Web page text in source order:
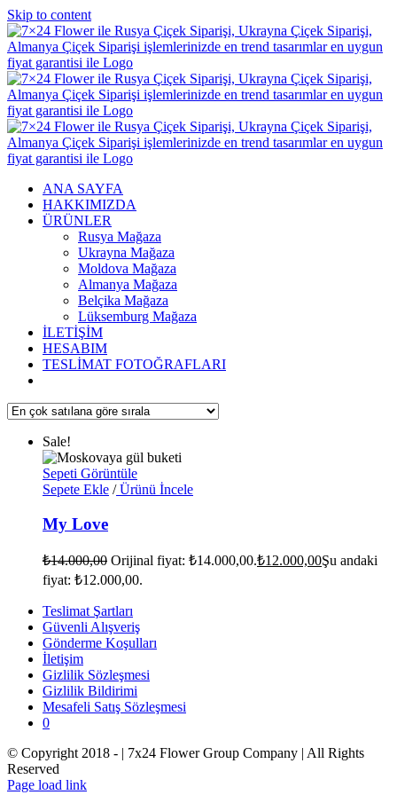
Skip to content
ANA SAYFA
HAKKIMIZDA
ÜRÜNLER
Rusya Mağaza
Ukrayna Mağaza
Moldova Mağaza
Almanya Mağaza
Belçika Mağaza
Lüksemburg Mağaza
İLETİŞİM
HESABIM
TESLİMAT FOTOĞRAFLARI
Sale!
Sepeti Görüntüle
Sepete Ekle /Ürünü İncele
My Love
₺14.000,00 Orijinal fiyat: ₺14.000,00.₺12.000,00Şu andaki
fiyat: ₺12.000,00.
Teslimat Şartları
Güvenli Alışveriş
Gönderme Koşulları
İletişim
Gizlilik Sözleşmesi
Gizlilik Bildirimi
Mesafeli Satış Sözleşmesi
0
© Copyright 2018 - | 7x24 Flower Group Company | All Rights
Reserved
Page load link